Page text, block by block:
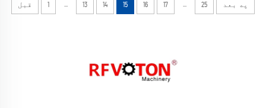
قبل 1 ... 13 14 15 16 17 ... 25 په بعد